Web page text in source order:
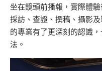
坐在鏡頭前播報，實際體
採訪、查證、撰稿、攝影
的專業有了更深刻的認識
法。